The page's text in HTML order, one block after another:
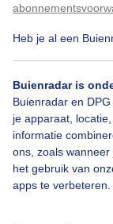
Heb je al een
Buienradar is
Buienradar en
je apparaat,
informatie
ons, zoals
het gebruik van
apps te verbeteren.
Bekijk slideshow